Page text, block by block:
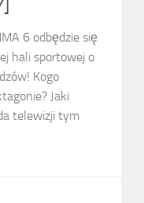
6 odbędzie się
hali sportowej o
Kogo
Jaki
telewizji tym